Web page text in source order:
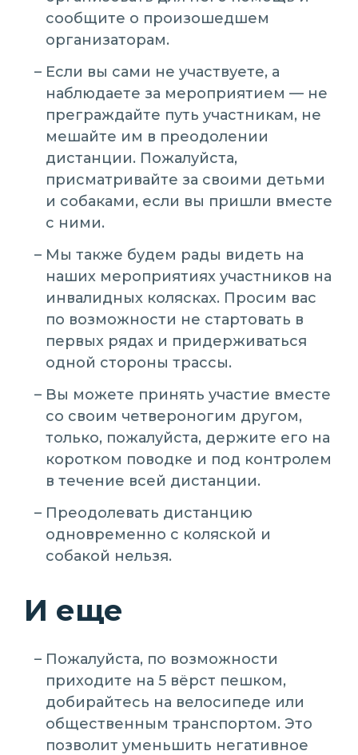
сообщите о произошедшем
организаторам.
Если вы сами не участвуете, а
наблюдаете за мероприятием — не
преграждайте путь участникам, не
мешайте им в преодолении
дистанции. Пожалуйста,
присматривайте за своими детьми
и собаками, если вы пришли вместе
с ними.
Мы также будем рады видеть на
наших мероприятиях участников на
инвалидных колясках. Просим вас
по возможности не стартовать в
первых рядах и придерживаться
одной стороны трассы.
Вы можете принять участие вместе
со своим четвероногим другом,
только, пожалуйста, держите его на
коротком поводке и под контролем
в течение всей дистанции.
Преодолевать дистанцию
одновременно с коляской и
собакой нельзя.
И еще
Пожалуйста, по возможности
приходите на 5 вёрст пешком,
добирайтесь на велосипеде или
общественным транспортом. Это
позволит уменьшить негативное